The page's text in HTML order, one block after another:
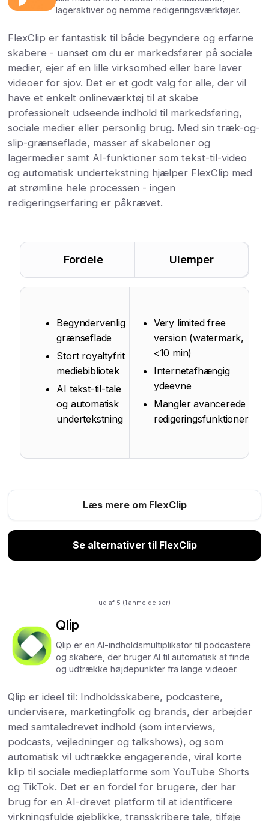
lageraktiver og nemme redigeringsværktøjer.
FlexClip er fantastisk til både begyndere og erfarne
skabere - uanset om du er markedsfører på sociale
medier, ejer af en lille virksomhed eller bare laver
videoer for sjov. Det er et godt valg for alle, der vil
have et enkelt onlineværktøj til at skabe
professionelt udseende indhold til markedsføring,
sociale medier eller personlig brug. Med sin træk-og-
slip-grænseflade, masser af skabeloner og
lagermedier samt AI-funktioner som tekst-til-video
og automatisk undertekstning hjælper FlexClip med
at strømline hele processen - ingen
redigeringserfaring er påkrævet.
Fordele Ulemper
Begyndervenlig
grænseflade
Stort royaltyfrit
mediebibliotek
AI tekst-til-tale
og automatisk
undertekstning
Very limited free
version (watermark,
<10 min)
Internetafhængig
ydeevne
Mangler avancerede
redigeringsfunktioner
Læs mere om FlexClip
Se alternativer til FlexClip
ud af 5 (1 anmeldelser)
Qlip
Qlip er en AI-indholdsmultiplikator til podcastere
og skabere, der bruger AI til automatisk at finde
og udtrække højdepunkter fra lange videoer.
Qlip er ideel til: Indholdsskabere, podcastere,
undervisere, marketingfolk og brands, der arbejder
med samtaledrevet indhold (som interviews,
podcasts, vejledninger og talkshows), og som
automatisk vil udtrække engagerende, viral korte
klip til sociale medieplatforme som YouTube Shorts
og TikTok. Det er en fordel for brugere, der har
brug for en AI-drevet platform til at identificere
virkningsfulde øjeblikke, transskribere tale, tilføje